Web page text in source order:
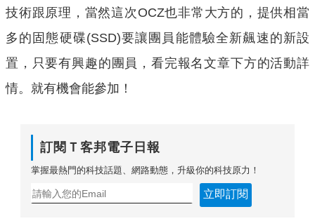
技術跟原理，當然這次OCZ也非常大方的，提供相當
多的固態硬碟(SSD)要讓團員能體驗全新飆速的新設
置，只要有興趣的團員，看完報名文章下方的活動詳
情。就有機會能參加！
訂閱Ｔ客邦電子日報
掌握最熱門的科技話題、網路動態，升級你的科技原力！
立即訂閱